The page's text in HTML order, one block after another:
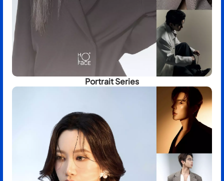
Portrait Series